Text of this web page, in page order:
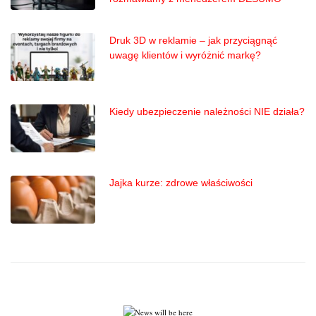
Druk 3D w reklamie – jak przyciągnąć
uwagę klientów i wyróżnić markę?
Kiedy ubezpieczenie należności NIE działa?
Jajka kurze: zdrowe właściwości